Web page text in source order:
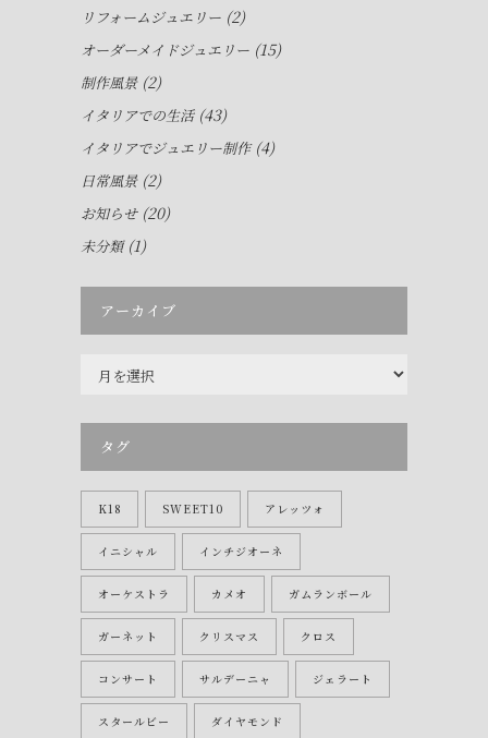
リフォームジュエリー (2)
オーダーメイドジュエリー (15)
制作風景(2)
イタリアでの生活(43)
イタリアでジュエリー制作(4)
日常風景(2)
お知らせ(20)
未分類(1)
アーカイブ
ブ
タグ
K18 SWEET10 アレッツォ
イニシャル インチジオーネ
オーケストラ カメオ ガムランボール
ガーネット クリスマス クロス
コンサート サルデーニャ ジェラート
スタールビー ダイヤモンド